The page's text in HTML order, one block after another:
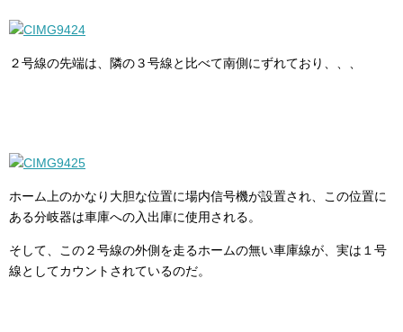
２号線の先端は、隣の３号線と比べて南側にずれており、、、
ホーム上のかなり大胆な位置に場内信号機が設置され、この位置に
ある分岐器は車庫への入出庫に使用される。
そして、この２号線の外側を走るホームの無い車庫線が、実は１号
線としてカウントされているのだ。